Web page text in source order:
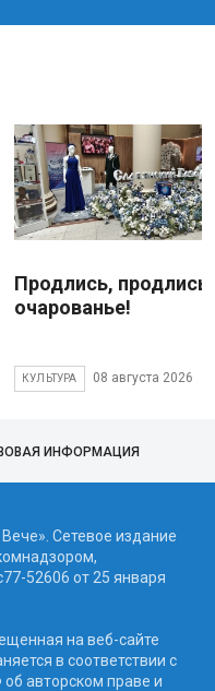
Продлись, продлись
очарованье!
КУЛЬТУРА 08 августа 2026
ИНФОРМАЦИЯ
Сетевое издание
52606 от 25 января
на веб-сайте
в соответствии с
авторском праве и